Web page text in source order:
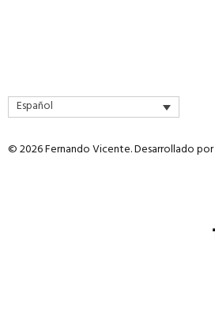
Español
© 2026 Fernando Vicente. Desarrollado por